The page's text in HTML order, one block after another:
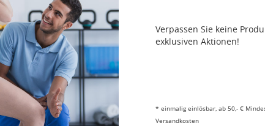
Verpassen Sie keine
exklusiven Aktionen!
* einmalig einlösbar, ab 50,- €
Versandkosten
REP Loop Trainingsband, latexfrei mittel/
Artikelnummer: 05171
Das kleine Fitness Studio - schnelles Training und
0,07 €/cm
Stärke/Farbe: